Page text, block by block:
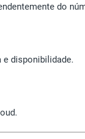
do
e disponibilidade.